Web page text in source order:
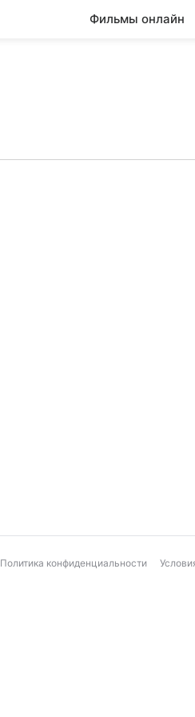
Фильмы онлайн
Политика конфиденциальности